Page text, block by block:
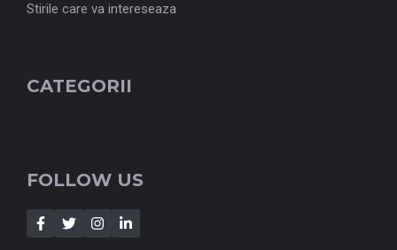
Stirile care va intereseaza
CATEGORII
FOLLOW US